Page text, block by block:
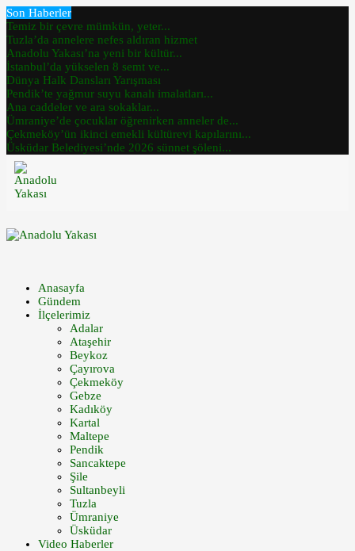
Son Haberler
Temiz bir çevre mümkün, yeter...
Tuzla’da annelere nefes aldıran hizmet
Anadolu Yakası’na yeni bir kültür...
İstanbul’da yükselen 8 semt ve...
Dünya Halk Dansları Yarışması
Pendik’te yağmur suyu kanalı imalatları...
Ana caddeler ve ara sokaklar...
Ümraniye’de çocuklar öğrenirken anneler de...
Çekmeköy’ün ikinci emekli kültürevi kapılarını...
Üsküdar Belediyesi’nde 2026 sünnet şöleni...
Anasayfa
Gündem
İlçelerimiz
Adalar
Ataşehir
Beykoz
Çayırova
Çekmeköy
Gebze
Kadıköy
Kartal
Maltepe
Pendik
Sancaktepe
Şile
Sultanbeyli
Tuzla
Ümraniye
Üsküdar
Video Haberler